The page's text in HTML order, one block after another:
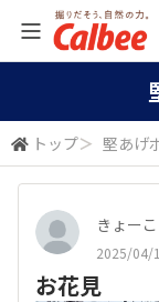
トップ＞ 堅あげ
きょーこ
2025/04/
お花見